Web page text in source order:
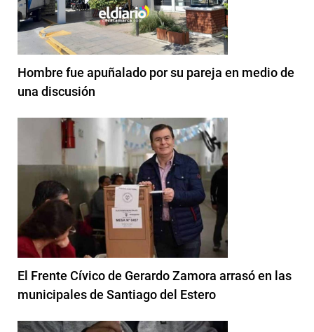
Hombre fue apuñalado por su pareja en medio de
una discusión
El Frente Cívico de Gerardo Zamora arrasó en las
municipales de Santiago del Estero